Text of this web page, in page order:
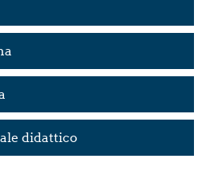
didattico